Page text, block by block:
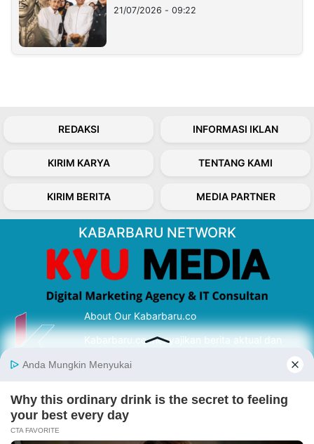
21/07/2026 - 09:22
REDAKSI INFORMASI IKLAN
KIRIM KARYA TENTANG KAMI
KIRIM BERITA MEDIA PARTNER
KABARBARU NETWORK
About Our Kabarbaru.co
Kabarbaru.co menyajikan berita aktual dan
serta terverifikasi dari sumber yang tepat.
Follow Kabarbaru